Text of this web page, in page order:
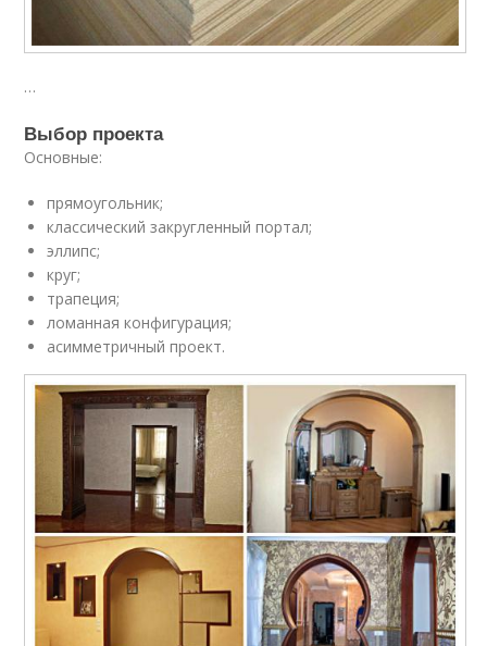
…
Выбор проекта
Основные:
прямоугольник;
классический закругленный портал;
эллипс;
круг;
трапеция;
ломанная конфигурация;
асимметричный проект.